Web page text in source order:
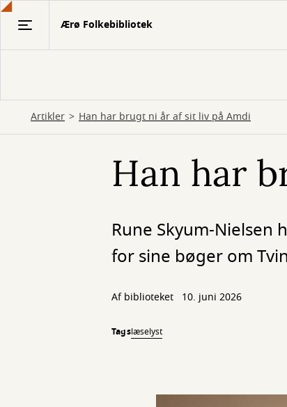
Gå
Ærø Folkebibliotek
Artikler Han har brugt ni år af sit liv på Amdi
Han har
Rune Skyum-
for sine bøger om
Af biblioteket 10. juni 2026
Tagslæselyst